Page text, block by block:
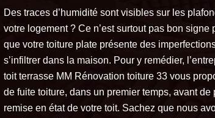
Des traces d’humidité sont visibles sur les
votre logement ? Ce n’est surtout pas bon
que votre toiture plate présente des
s’infiltrer dans la maison. Pour y remédier,
toit terrasse MM Rénovation toiture 33 vous
de fuite toiture, dans un premier temps, avant de
remise en état de votre toit. Sachez que nous